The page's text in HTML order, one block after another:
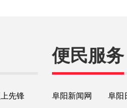
先锋
便民服务
阜阳新闻网 阜阳